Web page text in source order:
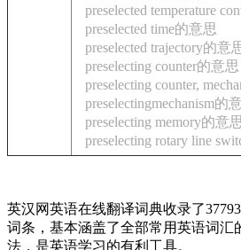
preselected temperature
preselected time的意思
preselected trajectory的意
preselecting counter的意思
preselecting counter,
preselectingmechanism的
preselecting memory的意思
preselecting rotary line
英汉网英语在线翻译词典收录了
词条，基本涵盖了全部常用英语词汇
法，是英语学习的有利工具。